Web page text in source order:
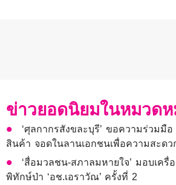
ข่าวยอดนิยมในหมวด
‘ศุลกากรสังขละบุรี’ ขอความร่วมมือ
สินค้า จอดในลานเอกชนเพื่อความสะด
‘สื่อมวลชน-สภาลมหายใจ’ มอบเครื่
พิทักษ์ป่า ‘อช.เอราวัณ’ ครั้งที่ 2